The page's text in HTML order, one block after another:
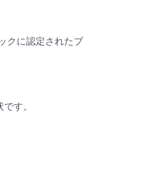
クに認定されたブ
す。